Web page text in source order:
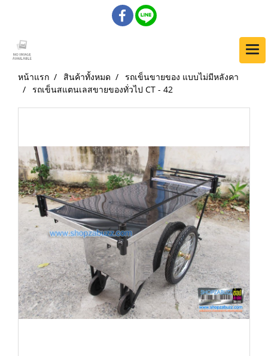
หน้าแรก สินค้าทั้งหมด
รถเข็นขายของ แบบไม่มีหลังคา
รถเข็นสแตนเลสขายของทั่วไป CT - 42